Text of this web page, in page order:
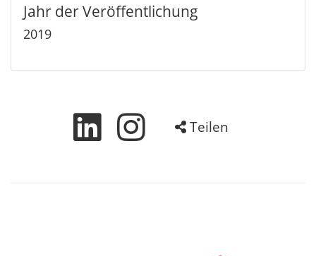
Jahr der Veröffentlichung
2019
Teilen